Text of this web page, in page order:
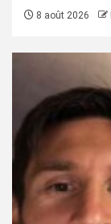
8 août 2026